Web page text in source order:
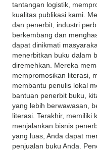
tantangan logistik,
kualitas publikasi kami.
dan penerbit, industri
berkembang dan
dapat dinikmati
menerbitkan buku dalam
diremehkan. Mereka
mempromosikan literasi,
membantu penulis lokal
bantuan penerbit buku,
yang lebih berwawasan,
literasi. Terakhir, memiliki
menjalankan bisnis
yang luas, Anda dapat
penjualan buku Anda.